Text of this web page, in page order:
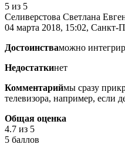
5 из 5
Селиверстова Светлана
04 марта 2018, 15:02, Санкт-
Достоинстваможно
Недостаткинет
Комментариймы сразу
телевизора, например, если
Общая оценка
4.7 из 5
5 баллов